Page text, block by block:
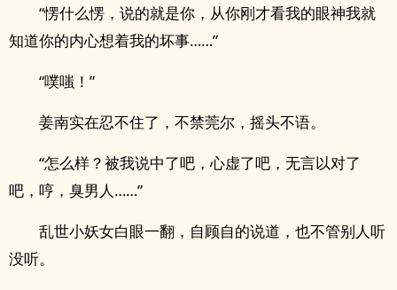
“愣什么愣，说的就是你，从你刚才看我的眼神我就
知道你的内心想着我的坏事……”
“噗嗤！”
姜南实在忍不住了，不禁莞尔，摇头不语。
“怎么样？被我说中了吧，心虚了吧，无言以对了
吧，哼，臭男人……”
乱世小妖女白眼一翻，自顾自的说道，也不管别人听
没听。